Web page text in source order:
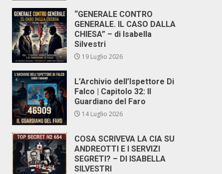
“GENERALE CONTRO
GENERALE. IL CASO DALLA
CHIESA” – di Isabella
Silvestri
19 Luglio 2026
L’Archivio dell’Ispettore Di
Falco | Capitolo 32: Il
Guardiano del Faro
14 Luglio 2026
COSA SCRIVEVA LA CIA SU
ANDREOTTI E I SERVIZI
SEGRETI? – DI ISABELLA
SILVESTRI